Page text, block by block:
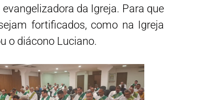
da Igreja. Para que
fortificados, como na Igreja
o diácono Luciano.